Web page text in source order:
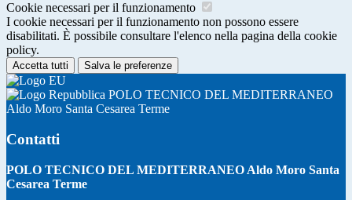
Cookie necessari per il funzionamento
I cookie necessari per il funzionamento non possono essere
disabilitati. È possibile consultare l'elenco nella pagina della cookie
policy.
Accetta tutti Salva le preferenze
POLO TECNICO DEL MEDITERRANEO
Aldo Moro Santa Cesarea Terme
Contatti
POLO TECNICO DEL MEDITERRANEO Aldo Moro Santa
Cesarea Terme